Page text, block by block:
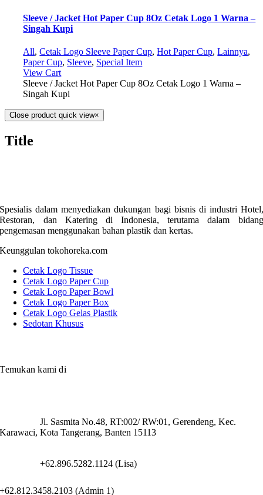
Sleeve / Jacket Hot Paper Cup 8Oz Cetak Logo 1 Warna –
Singah Kupi
All,Cetak Logo Sleeve Paper Cup,Hot Paper Cup,Lainnya,
Paper Cup, Sleeve, Special Item
View Cart
Sleeve / Jacket Hot Paper Cup 8Oz Cetak Logo 1 Warna –
Singah Kupi
Close product quick view×
Title
Spesialis dalam menyediakan dukungan bagi bisnis di industri Hotel,
Restoran, dan Katering di Indonesia, terutama dalam bidang
pengemasan menggunakan bahan plastik dan kertas.
Keunggulan tokohoreka.com
Cetak Logo Tissue
Cetak Logo Paper Cup
Cetak Logo Paper Bowl
Cetak Logo Paper Box
Cetak Logo Gelas Plastik
Sedotan Khusus
Temukan kami di
Jl. Sasmita No.48, RT:002/ RW:01, Gerendeng, Kec.
Karawaci, Kota Tangerang, Banten 15113
+62.896.5282.1124 (Lisa)
+62.812.3458.2103 (Admin 1)